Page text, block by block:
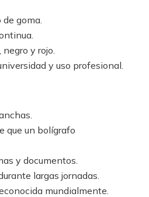
goma.
y rojo.
y uso profesional.
que un bolígrafo
y documentos.
largas jornadas.
mundialmente.